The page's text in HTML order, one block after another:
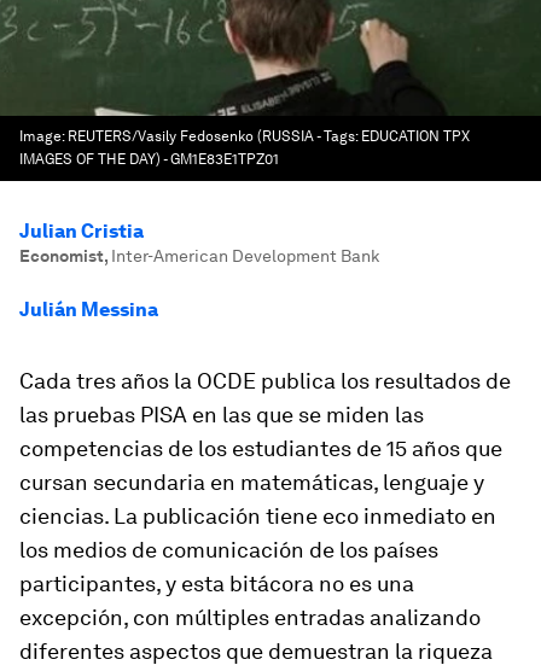
Image: REUTERS/Vasily Fedosenko (RUSSIA - Tags: EDUCATION TPX
IMAGES OF THE DAY) - GM1E83E1TPZ01
Julian Cristia
Economist, Inter-American Development Bank
Julián Messina
Cada tres años la OCDE publica los resultados de
las pruebas PISA en las que se miden las
competencias de los estudiantes de 15 años que
cursan secundaria en matemáticas, lenguaje y
ciencias. La publicación tiene eco inmediato en
los medios de comunicación de los países
participantes, y esta bitácora no es una
excepción, con múltiples entradas analizando
diferentes aspectos que demuestran la riqueza